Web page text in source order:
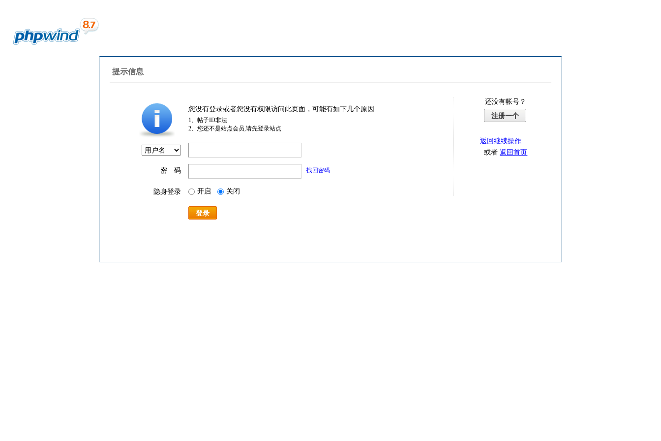
提示信息
您没有登录或者您没有权限访问此页面，可能有如下几个原因
1、帖子ID非法
2、您还不是站点会员,请先登录站点
密 码 找回密码
隐身登录 开启 关闭
登录
还没有帐号？
注册一个
返回继续操作
或者返回首页